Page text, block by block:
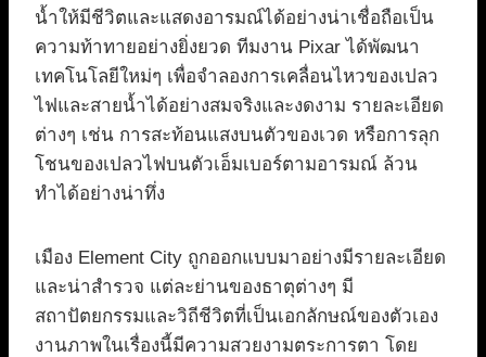
น้ำให้มีชีวิตและแสดงอารมณ์ได้อย่างน่าเชื่อถือเป็น
ความท้าทายอย่างยิ่งยวด ทีมงาน Pixar ได้พัฒนา
เทคโนโลยีใหม่ๆ เพื่อจำลองการเคลื่อนไหวของเปลว
ไฟและสายน้ำได้อย่างสมจริงและงดงาม รายละเอียด
ต่างๆ เช่น การสะท้อนแสงบนตัวของเวด หรือการลุก
โชนของเปลวไฟบนตัวเอ็มเบอร์ตามอารมณ์ ล้วน
ทำได้อย่างน่าทึ่ง
เมือง Element City ถูกออกแบบมาอย่างมีรายละเอียด
และน่าสำรวจ แต่ละย่านของธาตุต่างๆ มี
สถาปัตยกรรมและวิถีชีวิตที่เป็นเอกลักษณ์ของตัวเอง
งานภาพในเรื่องนี้มีความสวยงามตระการตา โดย